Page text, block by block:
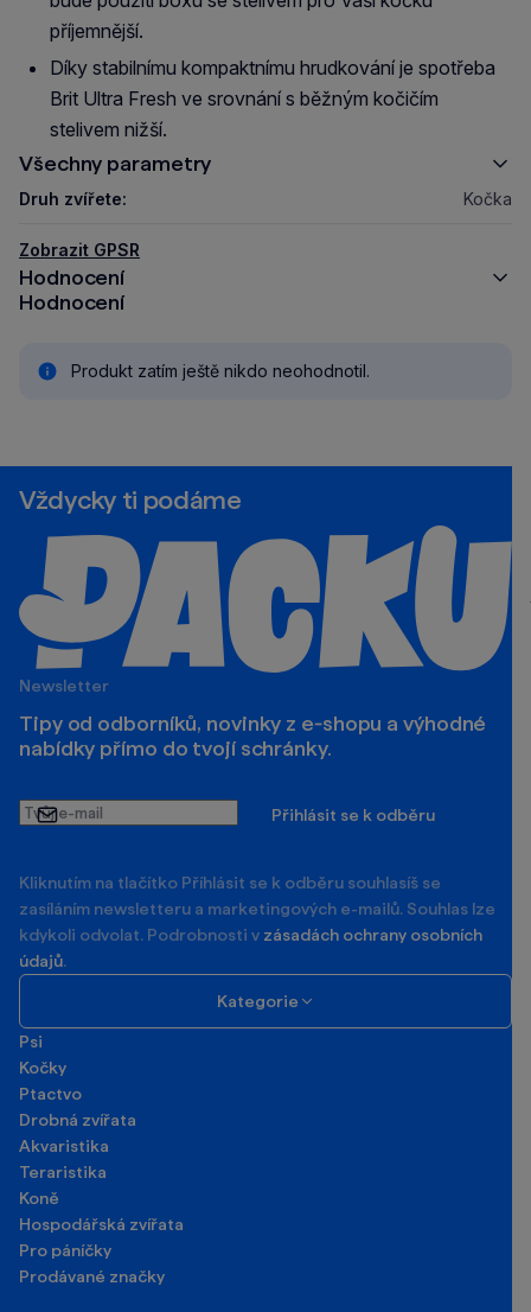
příjemnější.
Díky stabilnímu kompaktnímu hrudkování je spotřeba
Brit Ultra Fresh ve srovnání s běžným kočičím
stelivem nižší.
Všechny parametry
Druh zvířete: Kočka
Zobrazit GPSR
Hodnocení
Hodnocení
Produkt zatím ještě nikdo neohodnotil.
Vždycky ti podáme
Newsletter
Tipy od odborníků, novinky z e‑shopu a výhodné
nabídky přímo do tvojí schránky.
Tvůj
e-
Přihlásit se k odběru
Kliknutím na tlačítko Příhlásit se k odběru souhlasíš se
zasíláním newsletteru a marketingových e-mailů. Souhlas lze
kdykoli odvolat. Podrobnosti v zásadách ochrany osobních
údajů.
Kategorie
Psi
Kočky
Ptactvo
Drobná zvířata
Akvaristika
Teraristika
Koně
Hospodářská zvířata
Pro páníčky
Prodávané značky